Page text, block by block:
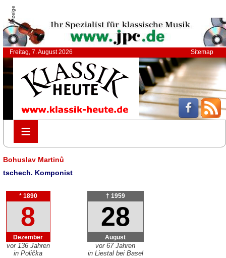
Anzeige
Freitag, 7. August 2026 Sitemap
≡
≡
Bohuslav Martinů
tschech. Komponist
* 1890
8
Dezember
vor 136 Jahren
in Polička
† 1959
28
August
vor 67 Jahren
in Liestal bei Basel